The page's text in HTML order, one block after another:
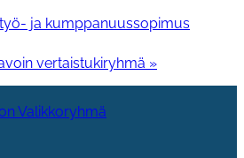
ja kumppanuussopimus
Valikkoryhmä
vertaistukiryhmä »